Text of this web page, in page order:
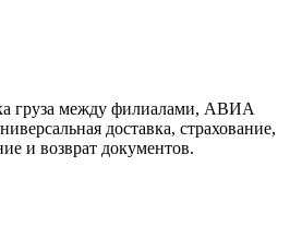
груза между филиалами, АВИА
доставка, страхование,
и возврат документов.